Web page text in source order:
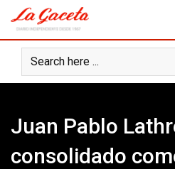
content
Juan Pablo
consolidado